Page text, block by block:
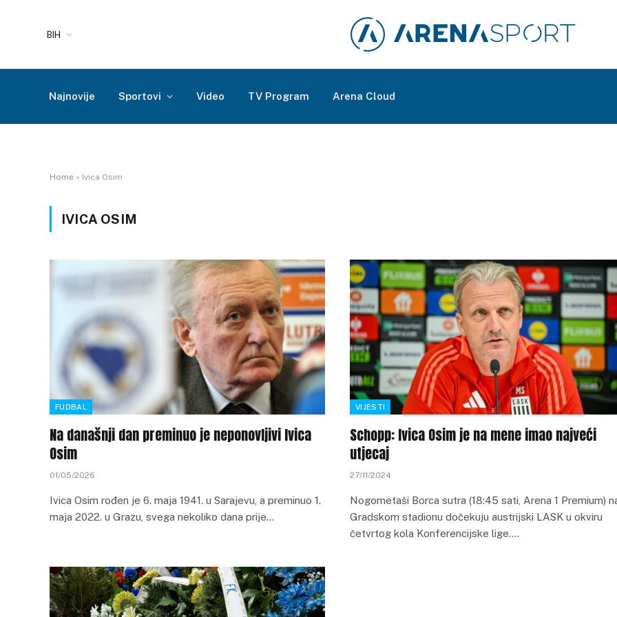
BIH
Najnovije Sportovi Video TV Program Arena Cloud
Home » Ivica Osim
IVICA OSIM
FUDBAL
Na današnji dan preminuo je neponovljivi Ivica
Osim
01/05/2026
Ivica Osim rođen je 6. maja 1941. u Sarajevu, a preminuo 1.
maja 2022. u Grazu, svega nekoliko dana prije…
VIJESTI
Schopp: Ivica Osim je na mene imao najveći
utjecaj
27/11/2024
Nogometaši Borca sutra (18:45 sati, Arena 1 Premium)
Gradskom stadionu dočekuju austrijski LASK u okviru
četvrtog kola Konferencijske lige.…